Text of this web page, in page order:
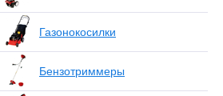
Газонокосилки
Бензотриммеры